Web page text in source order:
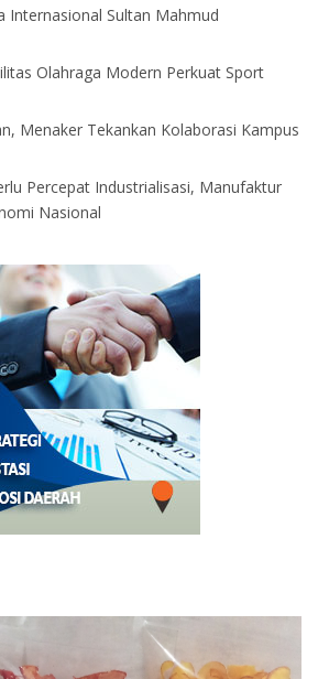
Internasional Sultan Mahmud
Olahraga Modern Perkuat Sport
Menaker Tekankan Kolaborasi Kampus
Percepat Industrialisasi, Manufaktur
Nasional